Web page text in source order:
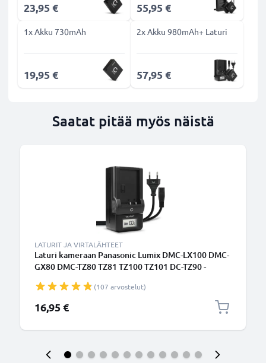
23,95 € 55,95 €
1x Akku 730mAh
19,95 €
2x Akku 980mAh+ Laturi
57,95 €
Saatat pitää myös näistä
LATURIT JA VIRTALÄHTEET
Laturi kameraan Panasonic Lumix DMC-LX100 DMC-
GX80 DMC-TZ80 TZ81 TZ100 TZ101 DC-TZ90 -
tarvikelaturi
(107 arvostelut)
16,95 €